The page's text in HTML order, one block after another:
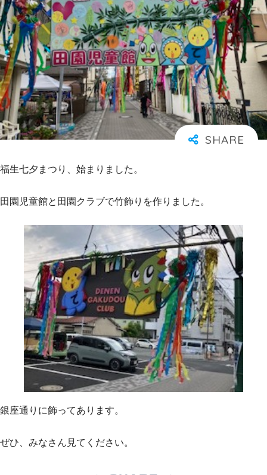
福生七夕まつり、始まりました。
田園児童館と田園クラブで竹飾りを作りました。
銀座通りに飾ってあります。
ぜひ、みなさん見てください。